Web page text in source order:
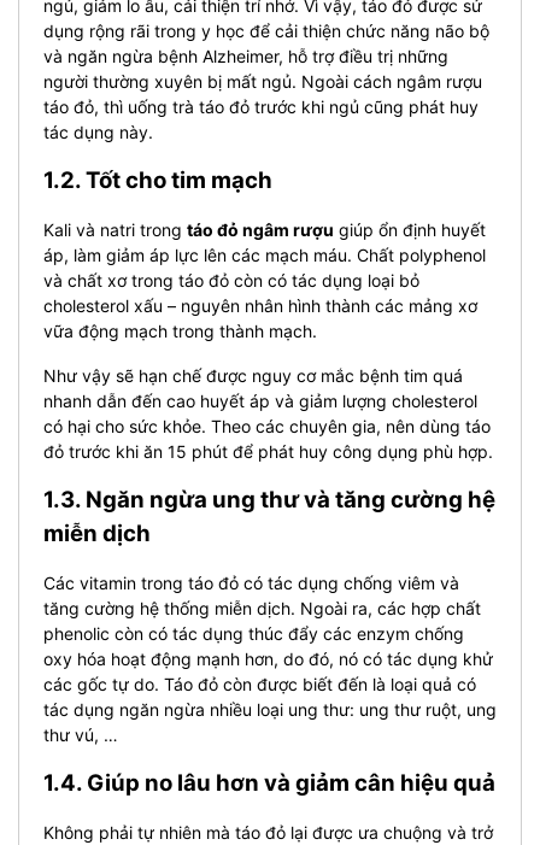
ngủ, giảm lo âu, cải thiện trí nhớ. Vì vậy, táo đỏ được sử
dụng rộng rãi trong y học để cải thiện chức năng não bộ
và ngăn ngừa bệnh Alzheimer, hỗ trợ điều trị những
người thường xuyên bị mất ngủ. Ngoài cách ngâm rượu
táo đỏ, thì uống trà táo đỏ trước khi ngủ cũng phát huy
tác dụng này.
1.2. Tốt cho tim mạch
Kali và natri trong táo đỏ ngâm rượu giúp ổn định huyết
áp, làm giảm áp lực lên các mạch máu. Chất polyphenol
và chất xơ trong táo đỏ còn có tác dụng loại bỏ
cholesterol xấu – nguyên nhân hình thành các mảng xơ
vữa động mạch trong thành mạch.
Như vậy sẽ hạn chế được nguy cơ mắc bệnh tim quá
nhanh dẫn đến cao huyết áp và giảm lượng cholesterol
có hại cho sức khỏe. Theo các chuyên gia, nên dùng táo
đỏ trước khi ăn 15 phút để phát huy công dụng phù hợp.
1.3. Ngăn ngừa ung thư và tăng cường hệ
miễn dịch
Các vitamin trong táo đỏ có tác dụng chống viêm và
tăng cường hệ thống miễn dịch. Ngoài ra, các hợp chất
phenolic còn có tác dụng thúc đẩy các enzym chống
oxy hóa hoạt động mạnh hơn, do đó, nó có tác dụng khử
các gốc tự do. Táo đỏ còn được biết đến là loại quả có
tác dụng ngăn ngừa nhiều loại ung thư: ung thư ruột, ung
thư vú, …
1.4. Giúp no lâu hơn và giảm cân hiệu quả
Không phải tự nhiên mà táo đỏ lại được ưa chuộng và trở